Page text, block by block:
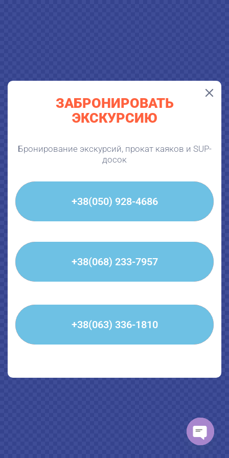
ЗАБРОНИРОВАТЬ
ЭКСКУРСИЮ
Бронирование экскурсий, прокат каяков и SUP-
досок
+38(050) 928-4686
+38(068) 233-7957
+38(063) 336-1810
OPEN